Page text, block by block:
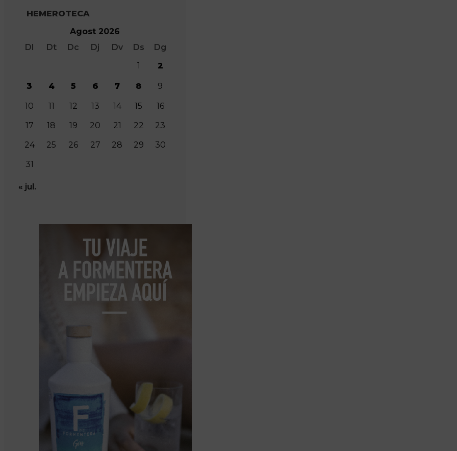
HEMEROTECA
Agost 2026
Dl
Dt Dc Dj Dv Ds
Dg
1
2
3 4 5 6 7 8 9
10 11 12 13 14 15
16
17
18 19 20 21 22
23
24
25 26 27 28 29
30
31
« jul.